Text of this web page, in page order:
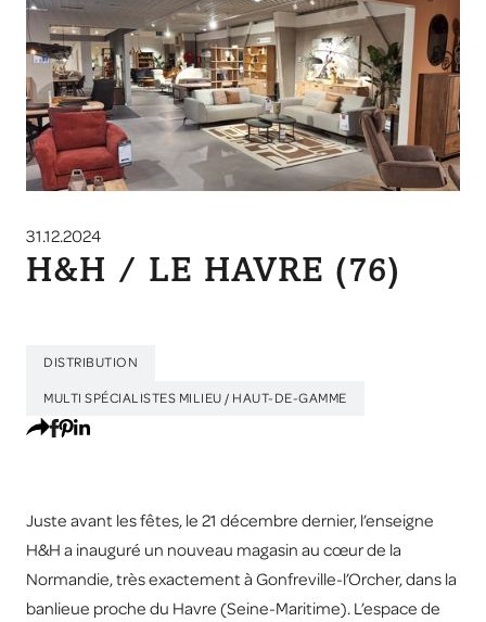
31.12.2024
H&H / LE HAVRE (76)
DISTRIBUTION
MULTI SPÉCIALISTES MILIEU / HAUT-DE-GAMME
Juste avant les fêtes, le 21 décembre dernier, l’enseigne
H&H a inauguré un nouveau magasin au cœur de la
Normandie, très exactement à Gonfreville-l’Orcher, dans la
banlieue proche du Havre (Seine-Maritime). L’espace de